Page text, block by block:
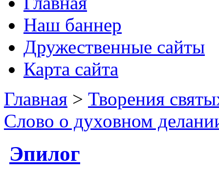
Наш баннер
Дружественные сайты
Карта сайта
Главная > Творения
Слово о духовном
Эпилог